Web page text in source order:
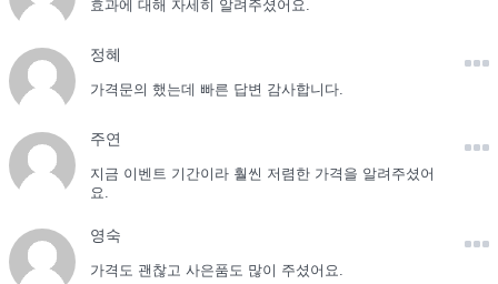
효과에 대해 자세히 알려주셨어요.
정혜
가격문의 했는데 빠른 답변 감사합니다.
주연
지금 이벤트 기간이라 훨씬 저렴한 가격을 알려주셨어
요.
영숙
가격도 괜찮고 사은품도 많이 주셨어요.